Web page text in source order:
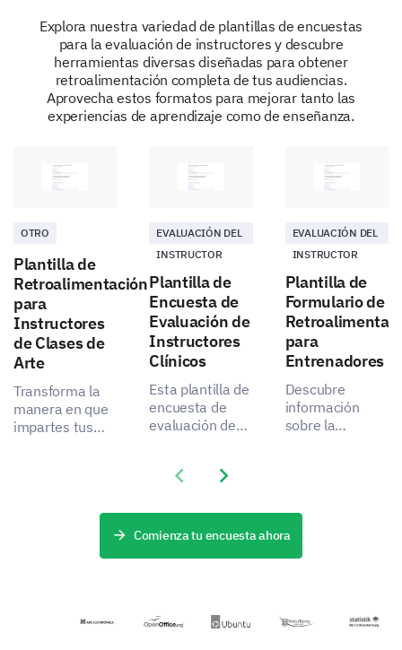
Recommendation and Future Sessions
Would you recommend our coaching sessions
to others?
Yes
Explora nuestra variedad de plantillas de encuestas
para la evaluación de instructores y descubre
herramientas diversas diseñadas para obtener
retroalimentación completa de tus audiencias.
Aprovecha estos formatos para mejorar tanto las
experiencias de aprendizaje como de enseñanza.
OTRO
Plantilla de
Retroalimentación
para
Instructores
de Clases de
Arte
Transforma la
manera en que
impartes tus
Clases de Arte.
EVALUACIÓN DEL
INSTRUCTOR
Plantilla de
Encuesta de
Evaluación de
Instructores
Clínicos
Esta plantilla de
encuesta de
evaluación de
ofrece un
para medir y
desbloquear el
EVALUACIÓN DEL
INSTRUCTOR
Plantilla de
Formulario de
para
Entrenadores
Descubre
información
sobre la
medir la
satisfacción de
Previous slide
Next slide
Comienza tu encuesta ahora